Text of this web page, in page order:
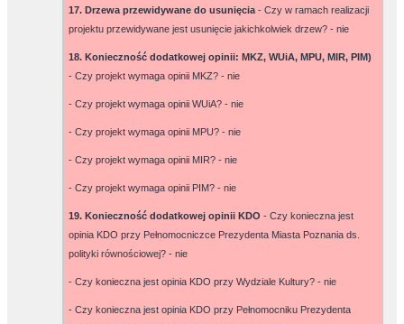
17. Drzewa przewidywane do usunięcia- Czy w ramach realizacji
projektu przewidywane jest usunięcie jakichkolwiek drzew? -nie
18. Konieczność dodatkowej opinii: MKZ, WUiA, MPU, MIR, PIM)
- Czy projekt wymaga opinii MKZ? -nie
- Czy projekt wymaga opinii WUiA? -nie
- Czy projekt wymaga opinii MPU? -nie
- Czy projekt wymaga opinii MIR? -nie
- Czy projekt wymaga opinii PIM? -nie
19. Konieczność dodatkowej opinii KDO- Czy konieczna jest
opinia KDO przy Pełnomocniczce Prezydenta Miasta Poznania ds.
polityki równościowej? -nie
- Czy konieczna jest opinia KDO przy Wydziale Kultury? -nie
- Czy konieczna jest opinia KDO przy Pełnomocniku Prezydenta